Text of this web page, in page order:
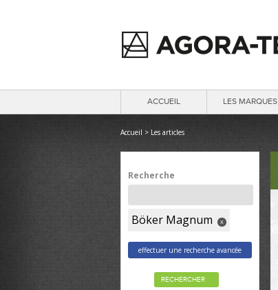
ACCUEIL LES MARQUES
Accueil > Les articles
Recherche
Böker Magnum x
effectuer une recherche avancée
RECHERCHER